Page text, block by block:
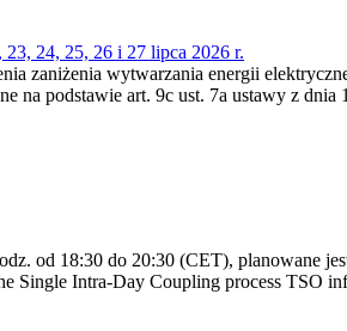
24, 25, 26 i 27 lipca 2026 r.
zaniżenia wytwarzania energii
na podstawie art. 9c ust. 7a ustawy z
od 18:30 do 20:30 (CET), planowane
Single Intra-Day Coupling process TSO